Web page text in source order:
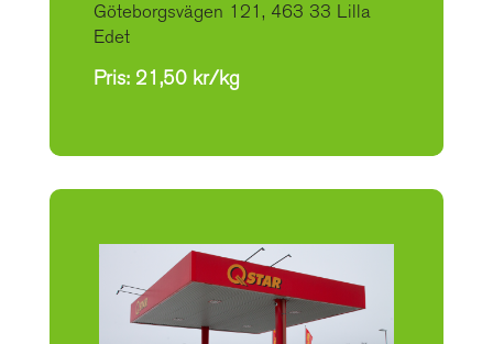
Göteborgsvägen 121, 463 33 Lilla
Edet
Pris: 21,50 kr/kg